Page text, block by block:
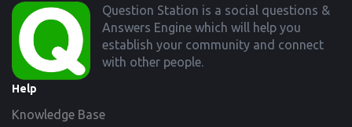
Footer
Question Station is a social questions &
Answers Engine which will help you
establish your community and connect
with other people.
Help
Knowledge Base